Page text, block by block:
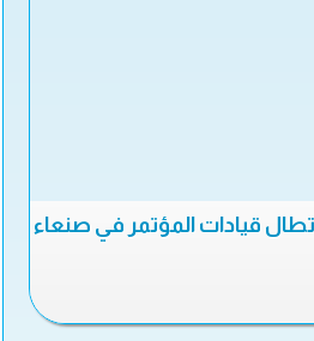
قيادات المؤتمر في صنعاء